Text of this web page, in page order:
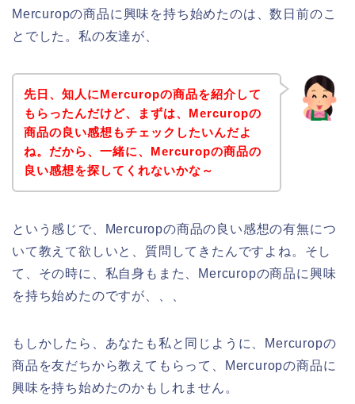
Mercuropの商品に興味を持ち始めたのは、数日前のこ
とでした。私の友達が、
先日、知人にMercuropの商品を紹介して
もらったんだけど、まずは、Mercuropの
商品の良い感想もチェックしたいんだよ
ね。だから、一緒に、Mercuropの商品の
良い感想を探してくれないかな～
という感じで、Mercuropの商品の良い感想の有無につ
いて教えて欲しいと、質問してきたんですよね。そし
て、その時に、私自身もまた、Mercuropの商品に興味
を持ち始めたのですが、、、
もしかしたら、あなたも私と同じように、Mercuropの
商品を友だちから教えてもらって、Mercuropの商品に
興味を持ち始めたのかもしれません。